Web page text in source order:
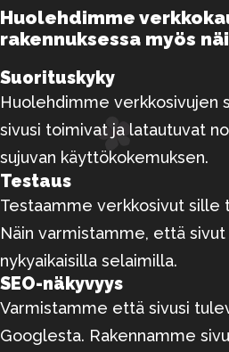
Huolehdimme
rakennuksessa myös
Suorituskyky
Huolehdimme verkkosivujen
sivusi toimivat ja latautuvat
sujuvan käyttökokemuksen.
Testaus
Testaamme verkkosivut sille
Näin varmistamme, että
nykyaikaisilla selaimilla.
SEO-näkyvyys
Varmistamme että sivusi
Googlesta. Rakennamme